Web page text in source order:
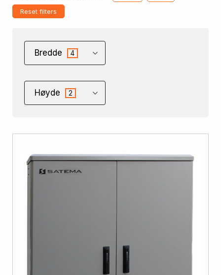
Reset filters
Bredde 4
Høyde 2